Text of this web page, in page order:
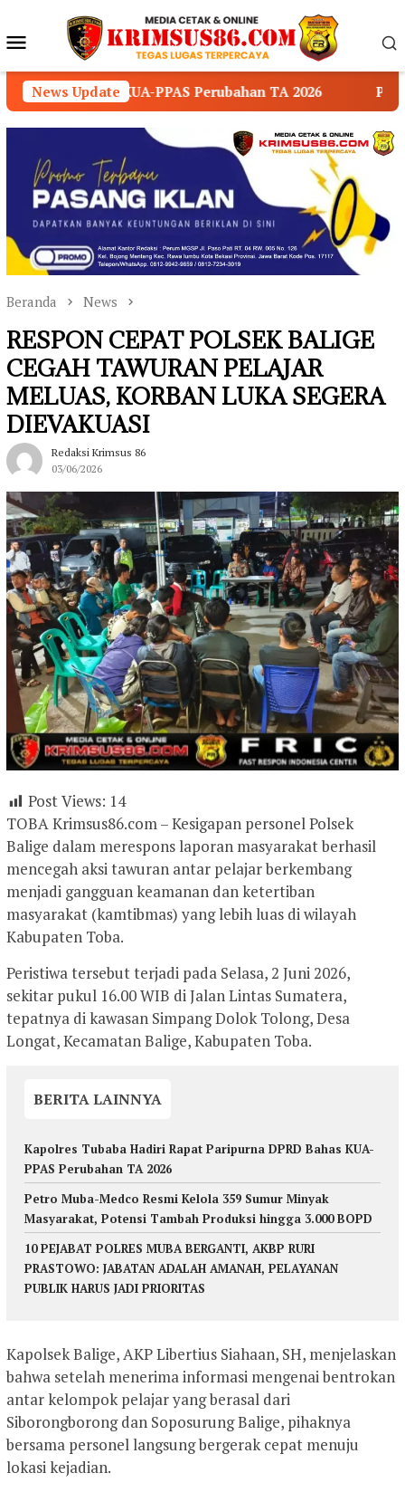
konten Menu
Mobile
News Update
PPAS Perubahan TA 2026 Petro Muba-Medco
Beranda News
RESPON CEPAT POLSEK BALIGE
CEGAH TAWURAN PELAJAR
MELUAS, KORBAN LUKA SEGERA
DIEVAKUASI
Redaksi Krimsus 86
03/06/2026
Post Views: 14
TOBA Krimsus86.com – Kesigapan personel Polsek
Balige dalam merespons laporan masyarakat berhasil
mencegah aksi tawuran antar pelajar berkembang
menjadi gangguan keamanan dan ketertiban
masyarakat (kamtibmas) yang lebih luas di wilayah
Kabupaten Toba.
Peristiwa tersebut terjadi pada Selasa, 2 Juni 2026,
sekitar pukul 16.00 WIB di Jalan Lintas Sumatera,
tepatnya di kawasan Simpang Dolok Tolong, Desa
Longat, Kecamatan Balige, Kabupaten Toba.
BERITA LAINNYA
Kapolres Tubaba Hadiri Rapat Paripurna DPRD Bahas KUA-
PPAS Perubahan TA 2026
Petro Muba-Medco Resmi Kelola 359 Sumur Minyak
Masyarakat, Potensi Tambah Produksi hingga 3.000 BOPD
10 PEJABAT POLRES MUBA BERGANTI, AKBP RURI
PRASTOWO: JABATAN ADALAH AMANAH, PELAYANAN
PUBLIK HARUS JADI PRIORITAS
Kapolsek Balige, AKP Libertius Siahaan, SH, menjelaskan
bahwa setelah menerima informasi mengenai bentrokan
antar kelompok pelajar yang berasal dari
Siborongborong dan Soposurung Balige, pihaknya
bersama personel langsung bergerak cepat menuju
lokasi kejadian.